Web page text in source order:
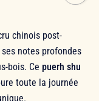
chinois post-
notes profondes
bois. Ce puerh shu
toute la journée